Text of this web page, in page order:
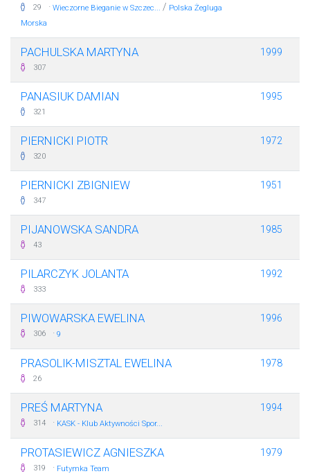
29 · Wieczorne Bieganie w Szczec... / Polska Żegluga
Morska
PACHULSKA MARTYNA
307
1999
PANASIUK DAMIAN
321
1995
PIERNICKI PIOTR
320
1972
PIERNICKI ZBIGNIEW
347
1951
PIJANOWSKA SANDRA
43
1985
PILARCZYK JOLANTA
333
1992
PIWOWARSKA EWELINA
306 · 9
1996
PRASOLIK-MISZTAL EWELINA
26
1978
PREŚ MARTYNA
314 · KASK - Klub Aktywności Spor...
1994
PROTASIEWICZ AGNIESZKA
319 · Futymka Team
1979